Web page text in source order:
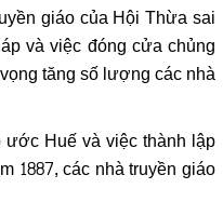
giáo của Hội Thừa sai
và việc đóng cửa chủng
tăng số lượng các nhà
Huế và việc thành lập
1887, các nhà truyền giáo